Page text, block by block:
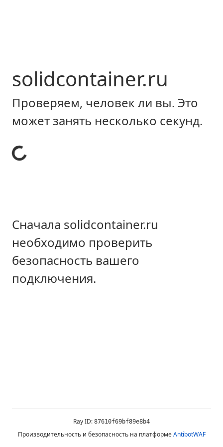
solidcontainer.ru
Проверяем, человек ли вы. Это
может занять несколько секунд.
Сначала solidcontainer.ru
необходимо проверить
безопасность вашего
подключения.
Ray ID: 87610f69bf89e8b4
Производительность и безопасность на платформе AntibotWAF